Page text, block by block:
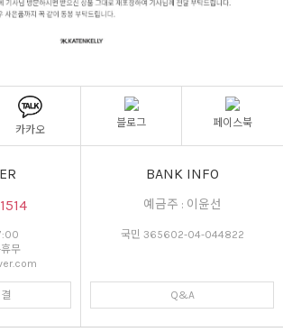
카카오
블로그 페이스북
무
BANK INFO
예금주 : 이윤선
국민 365602-04-044822
Q&A